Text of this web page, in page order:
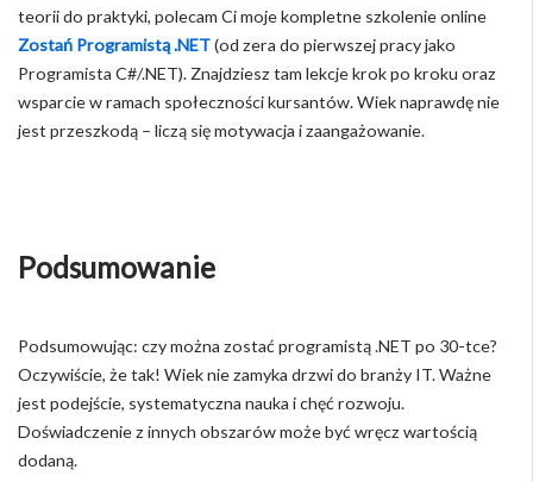
teorii do praktyki, polecam Ci moje kompletne szkolenie online
Zostań Programistą .NET(od zera do pierwszej pracy jako
Programista C#/.NET). Znajdziesz tam lekcje krok po kroku oraz
wsparcie w ramach społeczności kursantów. Wiek naprawdę nie
jest przeszkodą – liczą się motywacja i zaangażowanie.
Podsumowanie
Podsumowując: czy można zostać programistą .NET po 30-tce?
Oczywiście, że tak! Wiek nie zamyka drzwi do branży IT. Ważne
jest podejście, systematyczna nauka i chęć rozwoju.
Doświadczenie z innych obszarów może być wręcz wartością
dodaną.